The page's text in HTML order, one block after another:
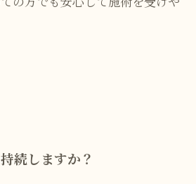
続しますか？